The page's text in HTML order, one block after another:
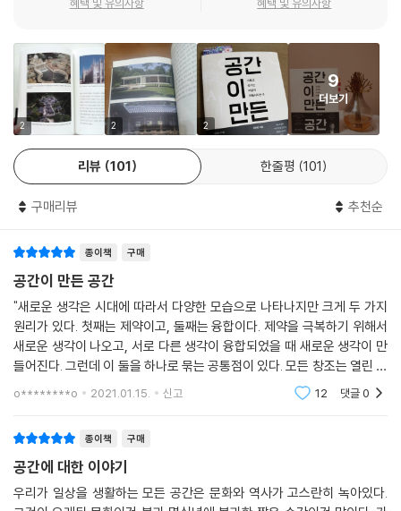
강수량이라는 기후적 차이는 건축 디자인의 차이도 만들었다. 강수량은 땅
서양인들은 돌이나 벽돌 같은 무겁지만 단단한 건축 재료를 이용해서 벽으
로 지붕을 받치는 벽 중심의 건축을 했다. 반면 비가 많이 오는 동양은 장마
철에 땅이 물러지기 때문에 무거운 재료로 만든 벽은 쓰러진다. 따라서 가
벼운 건축 재료인 나무를 사용했고, 목재가 물에 젖으면 썩어서 무너질 수
있기에 땅과 만나는 부분에는 방수 재료인 돌을 사용하여 주춧돌을 놓고
그 위에 나무 기둥을 세웠다. 그리고 나무 기둥이 비에 젖지 않도록 처마를
길게 뽑아서 비를 막고, 지붕의 경사를 급하게 만들어 빗물이 잘 흐르게 했
다. 이렇게 동양 건축은 기둥 중심의 건축을 하게 되었다.
교류하게 되면서 서로 다른 문화를 융합시킨 새로운 문화가 탄생했다. 프
랭크 로이드 라이트, 미스 반 데어 로에, 르 코르뷔지에 등 건축의 거장들도
동양의 ‘기둥 중심’의 건축을 받아들여 새로운 건축물을 만들었다. 벽 중심
의 건축은 내외부가 완전히 나뉠 수밖에 없는 구조지만, 기둥 중심의 건축
물은 벽이 없고 지붕만 있는 내외부의 경계가 모호한 공간이 있다. 정자나
툇마루 같은 공간이 그러한데 현재의 ‘데크(테라스)’가 그런 공간으로, 집
의 선택이나 잠시 머물기 위한 카페 선택의 중요한 요소가 되고 있다. 그런
안정감을 동시에 얻을 수 있기 때문이다.
위에 열거한 세계적인 건축가들이 동양 문화의 영향을 받은 건축물을 만든
이야기 뒤에 칸과 코르뷔지에의 영향을 받은 동양 건축가 안도 다다오의
혜택 및 유의사항 혜택 및 유의사항
2 2 2
9
더보기
리뷰 101 한줄평 101
구매리뷰 추천순
종이책 구매
공간이 만든 공간
"새로운 생각은 시대에 따라서 다양한 모습으로 나타나지만 크게 두 가지
원리가 있다. 첫째는 제약이고, 둘째는 융합이다. 제약을 극복하기 위해서
새로운 생각이 나오고, 서로 다른 생각이 융합되었을 때 새로운 생각이 만
들어진다. 그런데 이 둘을 하나로 묶는 공통점이 있다. 모든 창조는 열린 마
음을 가진 사람에 의해서 만들어졌다는 점이다. 변화와 새로움을 거부했던
o********o 2021.01.15. 신고 12 댓글0
종이책 구매
공간에 대한 이야기
우리가 일상을 생활하는 모든 공간은 문화와 역사가 고스란히 녹아있다.